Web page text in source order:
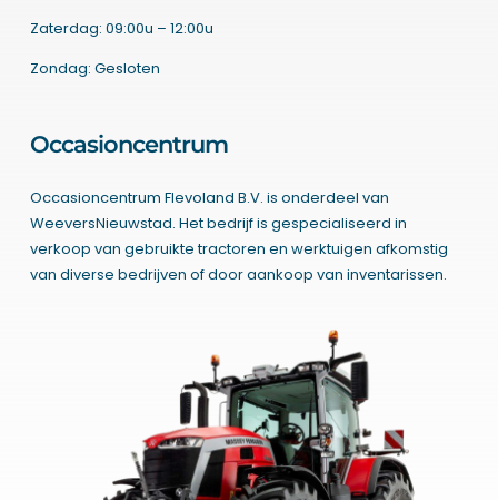
Zaterdag: 09:00u – 12:00u
Zondag: Gesloten
Occasioncentrum
Occasioncentrum Flevoland B.V. is onderdeel van
WeeversNieuwstad. Het bedrijf is gespecialiseerd in
verkoop van gebruikte tractoren en werktuigen afkomstig
van diverse bedrijven of door aankoop van inventarissen.